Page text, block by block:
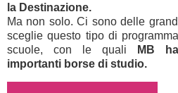
la Destinazione.
Ma non solo. Ci sono delle
sceglie questo tipo di
scuole, con le quali
MB
importanti borse di studio.